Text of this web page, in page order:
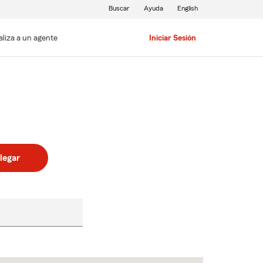
a un agente Iniciar Sesión
Buscar Ayuda English